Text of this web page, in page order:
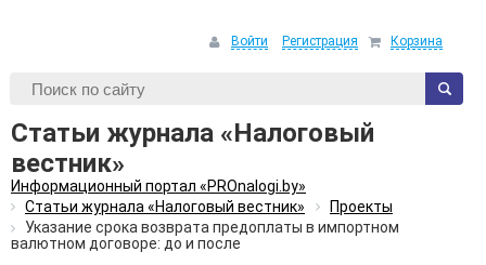
Войти Регистрация Корзина
Статьи журнала «Налоговый
вестник»
Информационный портал «PROnalogi.by»
Статьи журнала «Налоговый вестник»
Проекты
Указание срока возврата предоплаты в импортном
валютном договоре: до и после